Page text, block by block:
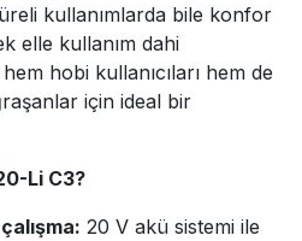
kullanımlarda bile konfor
elle kullanım dahi
hobi kullanıcıları hem de
için ideal bir
Li C3?
20 V akü sistemi ile